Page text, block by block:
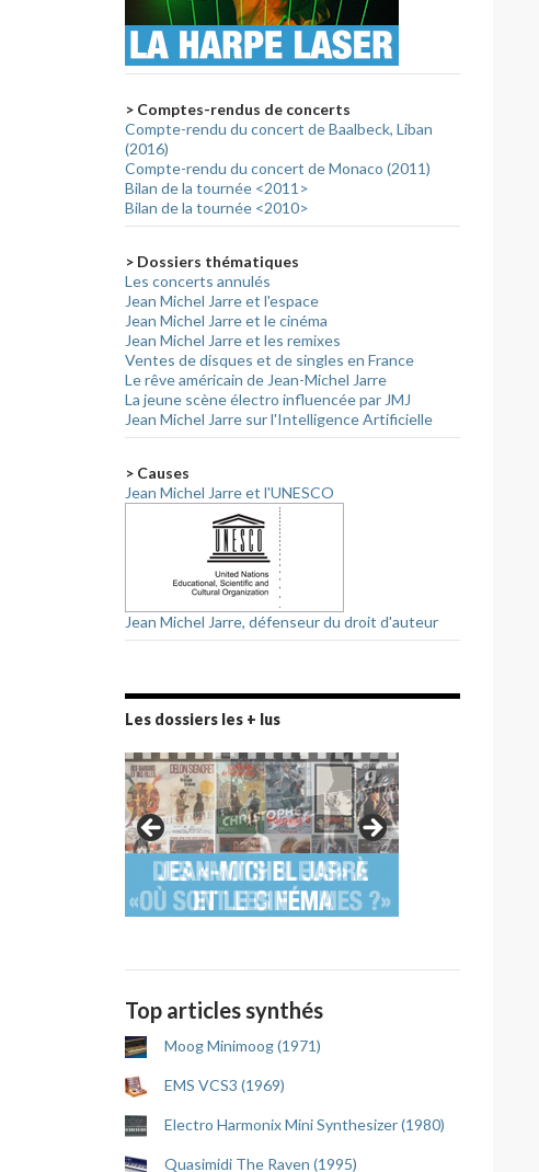
> Comptes-rendus de concerts
Compte-rendu du concert de Baalbeck, Liban
(2016)
Compte-rendu du concert de Monaco (2011)
Bilan de la tournée <2011>
Bilan de la tournée <2010>
> Dossiers thématiques
Les concerts annulés
Jean Michel Jarre et l'espace
Jean Michel Jarre et le cinéma
Jean Michel Jarre et les remixes
Ventes de disques et de singles en France
Le rêve américain de Jean-Michel Jarre
La jeune scène électro influencée par JMJ
Jean Michel Jarre sur l'Intelligence Artificielle
> Causes
Jean Michel Jarre et l'UNESCO
Jean Michel Jarre, défenseur du droit d'auteur
Les dossiers les + lus
Top articles synthés
Moog Minimoog (1971)
EMS VCS3 (1969)
Electro Harmonix Mini Synthesizer (1980)
Quasimidi The Raven (1995)